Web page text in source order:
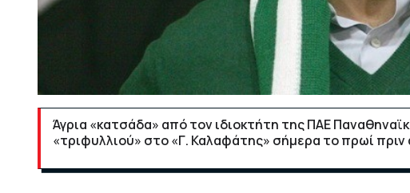
Άγρια «κατσάδα» από τον ιδιοκτήτη της ΠΑΕ
«τριφυλλιού» στο «Γ. Καλαφάτης» σήμερα το πρωί